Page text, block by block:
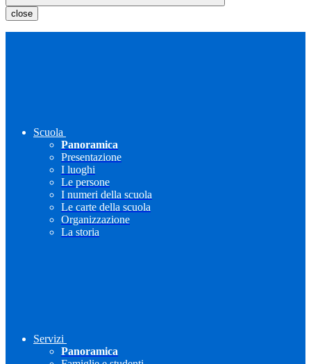
close
Scuola
Panoramica
Presentazione
I luoghi
Le persone
I numeri della scuola
Le carte della scuola
Organizzazione
La storia
Servizi
Panoramica